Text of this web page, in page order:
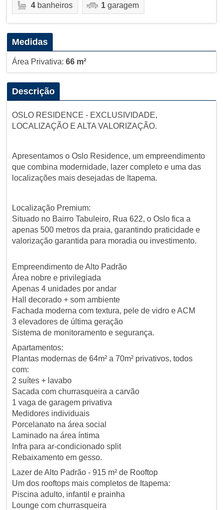
4banheiros 1garagem
Medidas
Área Privativa: 66 m²
Descrição
OSLO RESIDENCE - EXCLUSIVIDADE,
LOCALIZAÇÃO E ALTA VALORIZAÇÃO.
Apresentamos o Oslo Residence, um empreendimento
que combina modernidade, lazer completo e uma das
localizações mais desejadas de Itapema.
Localização Premium:
Situado no Bairro Tabuleiro, Rua 622, o Oslo fica a
apenas 500 metros da praia, garantindo praticidade e
valorização garantida para moradia ou investimento.
Empreendimento de Alto Padrão
Área nobre e privilegiada
Apenas 4 unidades por andar
Hall decorado + som ambiente
Fachada moderna com textura, pele de vidro e ACM
3 elevadores de última geração
Sistema de monitoramento e segurança.
Apartamentos:
Plantas modernas de 64m² a 70m² privativos, todos
com:
2 suítes + lavabo
Sacada com churrasqueira a carvão
1 vaga de garagem privativa
Medidores individuais
Porcelanato na área social
Laminado na área íntima
Infra para ar-condicionado split
Rebaixamento em gesso.
Lazer de Alto Padrão - 915 m² de Rooftop
Um dos rooftops mais completos de Itapema:
Piscina adulto, infantil e prainha
Lounge com churrasqueira